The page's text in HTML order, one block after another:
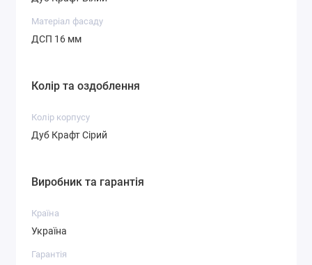
Матеріал фасаду
ДСП 16 мм
Колір та оздоблення
Колір корпусу
Дуб Крафт Сірий
Виробник та гарантія
Країна
Україна
Гарантія